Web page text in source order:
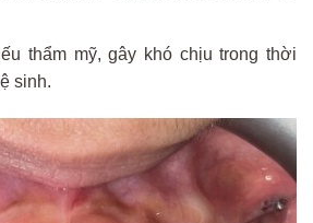
thẩm mỹ, gây khó chịu trong thời
sinh.